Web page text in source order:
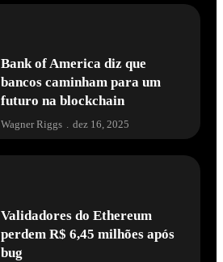
Bank of America diz que
bancos caminham para um
futuro na blockchain
Wagner Riggs . dez 16, 2025
Validadores do Ethereum
perdem R$ 6,45 milhões após
bug